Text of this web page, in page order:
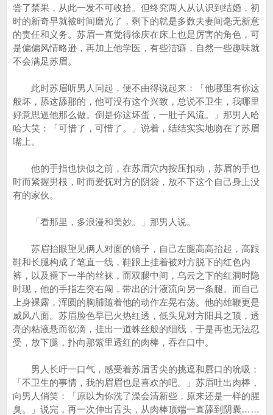
尝了禁果，从此一发不可收拾。但终究两人从认识到结婚，初
时的新奇早就被时间磨光了，剩下的就是多数夫妻间毫无新意
的责任和义务。苏眉一直觉得徐庆在床上也是厉害的角色，可
是偏偏风情略逊，再加上他学医，有些洁癖，自然一些趣味就
不会满足苏眉。
此时苏眉听男人问起，便不由得说起来：「他哪里有你这
般坏，舔这舔那的，他可没有这个兴致，总说不卫生，我哪里
好意思逼他那么做。倒是你这坏蛋，一肚子风流。」那男人哈
哈大笑：「可惜了，可惜了。」说着，结结实实地吻在了苏眉
嘴上。
他的手指也快似之前，在苏眉穴内按压扣动，苏眉的手也
时而紧握男根，时而爱抚对方的阴袋，放不下这个自己身上没
有的家伙。
「看那里，多浪漫和美妙。」那男人说。
苏眉抬眼望见俩人对面的镜子，自己左腿高高抬起，高跟
鞋和长腿构成了笔直一线，鞋跟上挂着被对方脱下的红色内
裤，以及褪下一半的丝袜，而双腿中间，乌云之下的红洞时隐
时现，他的手指左突右闯，带出的汁液流向另一条腿。而自己
上身裸露，浑圆的胸脯随着他的动作左晃右荡。他的雄鞭更是
威风八面。苏眉脸色早已火热红透，低头见对方阳具之顶，透
亮的粘液悬而欲滴，挂出一道蛛丝般的细线，于是再也无法忍
受，放下腿，扑向那紫里透红的肉棒，吞在口中。
男人长吁一口气，感受着苏眉舌尖的挑逗和唇口的吮吸：
「不卫生的事情，我的眉眉也是喜欢的吧。」苏眉吐出肉棒，
向男人俏笑：「原以为你洗了澡会清新些，原来还是一样的腥
臭。」说完，再一次伸出舌头，从肉棒顶端一直舔到阴囊……